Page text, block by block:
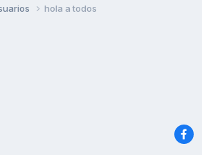
hola a todos